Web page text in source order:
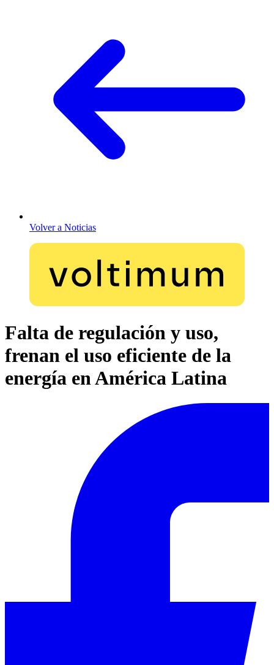
Volver a Noticias
Falta de regulación y uso,
frenan el uso eficiente de la
energía en América Latina